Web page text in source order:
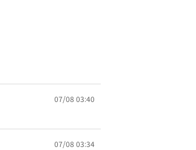
07/08 03:40
07/08 03:34